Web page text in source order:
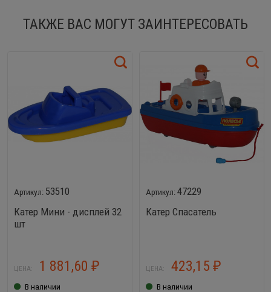
ТАКЖЕ ВАС МОГУТ ЗАИНТЕРЕСОВАТЬ
53510
Катер Мини - дисплей 32
шт
ЦЕНА: 1 881,60 ₽
В наличии
47229
Катер Спасатель
ЦЕНА: 423,15 ₽
В наличии